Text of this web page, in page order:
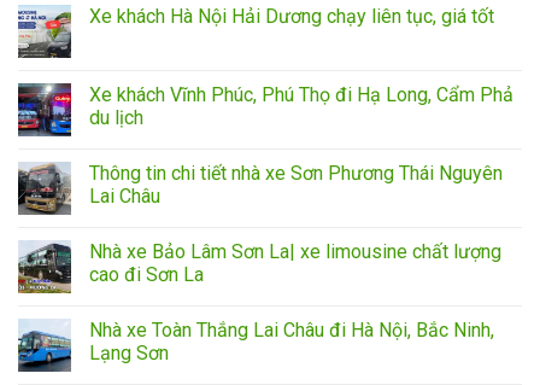
Xe khách Hà Nội Hải Dương chạy liên tục, giá tốt
Xe khách Vĩnh Phúc, Phú Thọ đi Hạ Long, Cẩm Phả
du lịch
Thông tin chi tiết nhà xe Sơn Phương Thái Nguyên
Lai Châu
Nhà xe Bảo Lâm Sơn La| xe limousine chất lượng
cao đi Sơn La
Nhà xe Toàn Thắng Lai Châu đi Hà Nội, Bắc Ninh,
Lạng Sơn